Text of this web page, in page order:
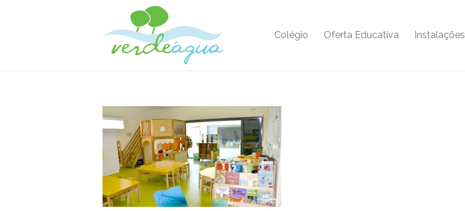
Colégio Oferta Educativa Instalações